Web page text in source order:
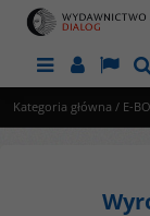
MenuPanel
Kategoria główna / E-